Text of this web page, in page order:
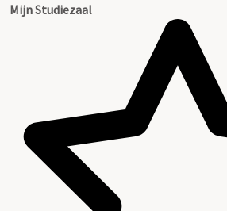
Mijn Studiezaal